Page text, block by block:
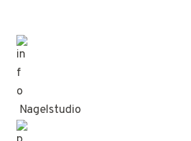
Nagelstudio